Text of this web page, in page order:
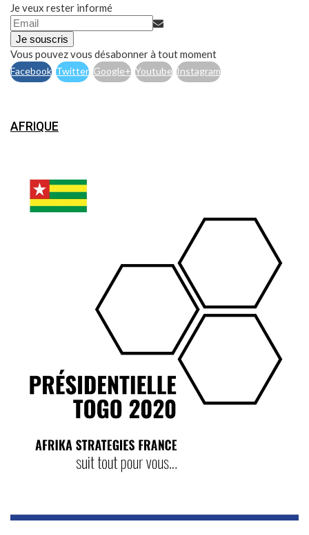
Je veux rester informé
Je souscris
Vous pouvez vous désabonner à tout moment
Facebook Twitter Google+ Youtube Instagram
AFRIQUE